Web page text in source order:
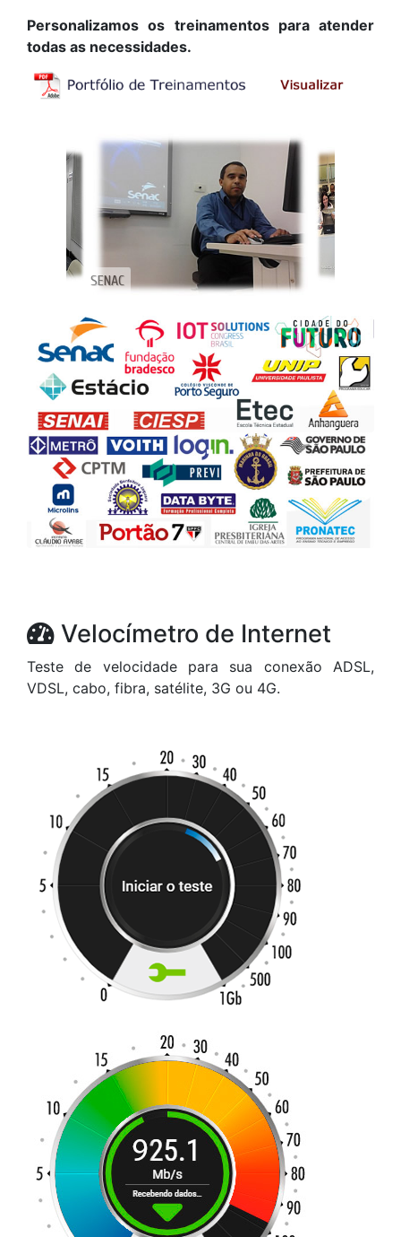
Personalizamos os treinamentos para atender
todas as necessidades.
Velocímetro de Internet
Teste de velocidade para sua conexão ADSL,
VDSL, cabo, fibra, satélite, 3G ou 4G.